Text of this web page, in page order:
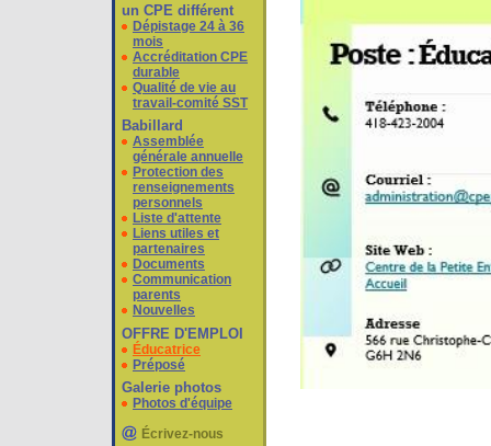
un CPE différent
Dépistage 24 à 36
mois
Accréditation CPE
durable
Qualité de vie au
travail-comité SST
Babillard
Assemblée
générale annuelle
Protection des
renseignements
personnels
Liste d'attente
Liens utiles et
partenaires
Documents
Communication
parents
Nouvelles
OFFRE D'EMPLOI
Éducatrice
Préposé
Galerie photos
Photos d'équipe
Écrivez-nous